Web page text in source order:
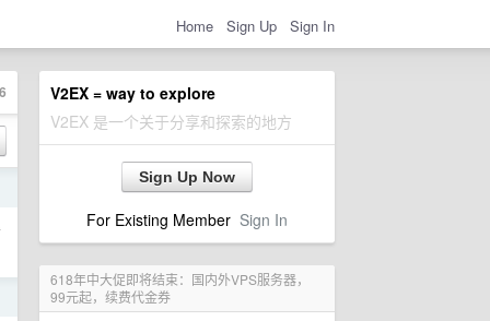
Home Sign Up Sign In
V2EX = way to explore
V2EX 是一个关于分享和探索的地方
Sign Up Now
For Existing Member Sign In
618年中大促即将结束：国内外VPS服务器，
99元起，续费代金券